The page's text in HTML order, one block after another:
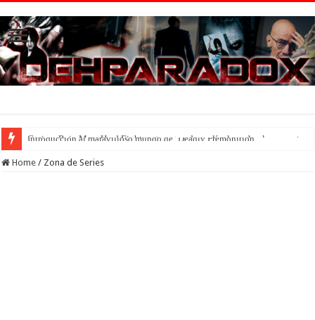
Introducción al maravilloso mundo de ‘Deadly Premonition’
Home / Zona de Series